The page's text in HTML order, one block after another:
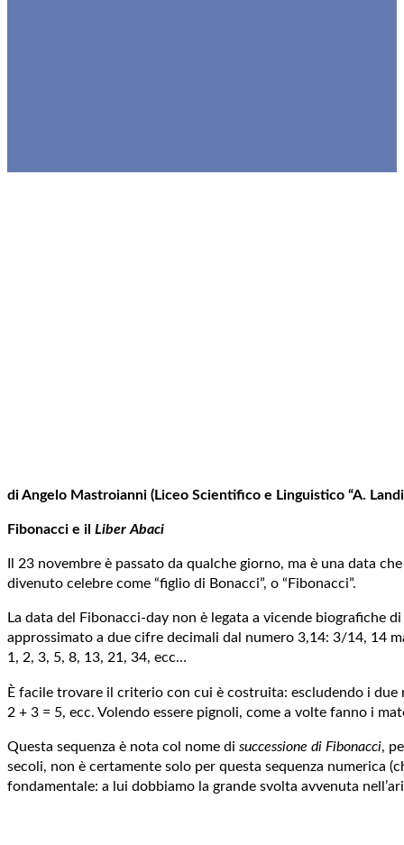
di Angelo Mastroianni (Liceo Scientifico e Linguistico “A.
Fibonacci e il Liber Abaci
Il 23 novembre è passato da qualche giorno, ma è una data
divenuto celebre come “figlio di Bonacci”, o “Fibonacci”.
La data del Fibonacci-day non è legata a vicende biografiche
approssimato a due cifre decimali dal numero 3,14: 3/14, 14
1, 2, 3, 5, 8, 13, 21, 34, ecc…
È facile trovare il criterio con cui è costruita: escludendo i
2 + 3 = 5, ecc. Volendo essere pignoli, come a volte fanno i
Questa sequenza è nota col nome di successione di Fibonacci,
secoli, non è certamente solo per questa sequenza numerica
fondamentale: a lui dobbiamo la grande svolta avvenuta